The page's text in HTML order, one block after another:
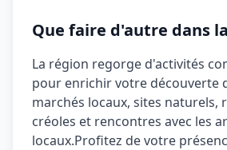
Que faire d'autre dans
La région regorge d'activités
pour enrichir votre découverte
marchés locaux, sites naturels,
créoles et rencontres avec les
locaux.Profitez de votre